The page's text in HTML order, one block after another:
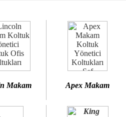
ve kaliteye önem
bürosit, goldsit ve modern
gelin birlikte karar verelim.
tercihi...Yılmaz Büro Mobilya
Makam Apex Makam